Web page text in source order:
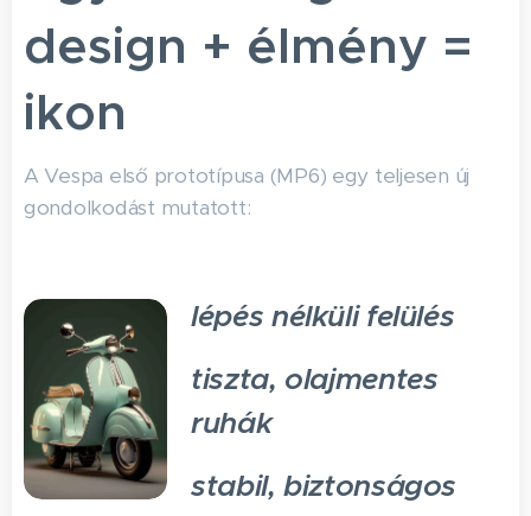
design + élmény =
ikon
A Vespa első prototípusa (MP6) egy teljesen új
gondolkodást mutatott:
lépés nélküli felülés
tiszta, olajmentes
ruhák
stabil, biztonságos